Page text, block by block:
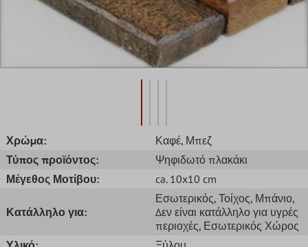
Χρώμα: Καφέ, Μπεζ
Τύπος προϊόντος:
Ψηφιδωτό πλακάκι
Μέγεθος Μοτίβου:
ca. 10x10 cm
Κατάλληλο για:
Εσωτερικός, Τοίχος, Μπάνιο,
Δεν είναι κατάλληλο για υγρές
περιοχές, Εσωτερικός Χώρος